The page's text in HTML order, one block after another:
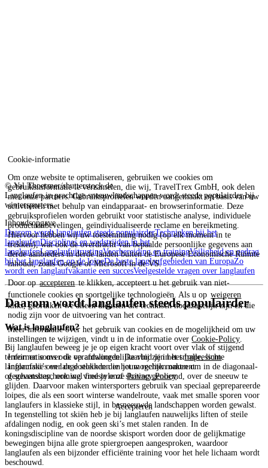
Cookie-informatie
Om onze website te optimaliseren, gebruiken we cookies om
gebruiksinformatie te verzamelen, die wij, TravelTrex GmbH, ook delen
met onze partners. Gebruiksprofielen worden aangemaakt op basis van uw
activiteiten met behulp van eindapparaat- en browserinformatie. Deze
gebruiksprofielen worden gebruikt voor statistische analyse, individuele
productaanbevelingen, geïndividualiseerde reclame en bereikmeting.
Hiervoor hebben wij uw toestemming nodig (op elk moment in te
trekken), wat ook de overdracht van bepaalde persoonlijke gegevens aan
derde aanbieders in derde landen buiten de Europese Economische Ruimte
inhoudt, zoals Google of Microsoft in de VS.
Door opaccepterente klikken, accepteert u het gebruik van niet-
functionele cookies en soortgelijke technologieën. Als u op weigeren
klikt, gebruiken we alleen diensten die technisch noodzakelijk zijn en die
nodig zijn voor de uitvoering van het contract.
Meer informatie over het gebruik van cookies en de mogelijkheid om uw
instellingen te wijzigen, vindt u in de informatie overCookie-Policy.
Informatie over de verantwoordelijke vind je in hetImpressum.
Informatie over de doeleinden en jouw rechten omtrent
gegevensbescherming vind je onzePrivacy Policy.
Accepteren
© Val Thoermer/shutterstock.de
Langlaufen in prachtige sneeuwlandschappen wordt steeds populairder bij
wintersporters.
Inhoudsopgave
Daarom wordt langlaufen steeds populairderTechnieken bij het
langlaufenDisciplines en wedstrijden in het
langlaufenLanglaufuitrustingVoorbereiding en trainingVeiligheid en gedrag
bij het langlaufen op de loipeDe beste langlaufgebieden van EuropaZo
wordt een langlaufvakantie een succesVeelgestelde vragen over langlaufen
Daarom wordt langlaufen steeds populairder
Wat is langlaufen?
Bij langlaufen beweeg je je op eigen kracht voort over vlak of stijgend
terrein en soms ook op afdalingen. Daarbij zijn het smalle, lichte
langlaufski’s en lange stokken die het mogelijk maken om in de diagonaal-
of schaatsstap, ook wel freestyle of skating genoemd, over de sneeuw te
glijden. Daarvoor maken wintersporters gebruik van speciaal geprepareerde
loipes, die als een soort winterse wandelroute, vaak met smalle sporen voor
langlaufers in klassieke stijl, in besneeuwde landschappen worden gewalst.
In tegenstelling tot skiën heb je bij langlaufen nauwelijks liften of steile
afdalingen nodig, en ook geen ski’s met stalen randen. In de
koningsdiscipline van de noordse skisport worden door de gelijkmatige
bewegingen bijna alle grote spiergroepen aangesproken, waardoor
langlaufen als een bijzonder efficiënte training voor het hele lichaam wordt
beschouwd.